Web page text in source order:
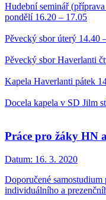
Hudební seminář
pondělí 16.20 – 17.05
Pěvecký sbor úterý 14.40
Pěvecký sbor Haverlanti
Kapela Haverlanti pátek
Docela kapela v SD Jilm
Práce pro žáky HN
Datum: 16. 3. 2020
Doporučené
individuálního a